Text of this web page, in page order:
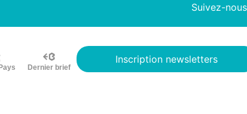
Suivez-nous
Dernier brief
Inscription newsletters